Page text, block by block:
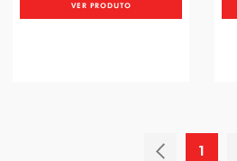
VER PRODUTO
1